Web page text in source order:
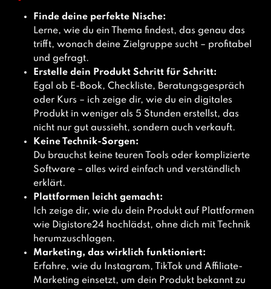
Finde deine perfekte Nische:
Lerne, wie du ein Thema findest, das genau das
trifft, wonach deine Zielgruppe sucht – profitabel
und gefragt.
Erstelle dein Produkt Schritt für Schritt:
Egal ob E-Book, Checkliste, Beratungsgespräch
oder Kurs – ich zeige dir, wie du ein digitales
Produkt in weniger als 5 Stunden erstellst, das
nicht nur gut aussieht, sondern auch verkauft.
Keine Technik-Sorgen:
Du brauchst keine teuren Tools oder komplizierte
Software – alles wird einfach und verständlich
erklärt.
Plattformen leicht gemacht:
Ich zeige dir, wie du dein Produkt auf Plattformen
wie Digistore24 hochlädst, ohne dich mit Technik
herumzuschlagen.
Marketing, das wirklich funktioniert:
Erfahre, wie du Instagram, TikTok und Affiliate-
Marketing einsetzt, um dein Produkt bekannt zu